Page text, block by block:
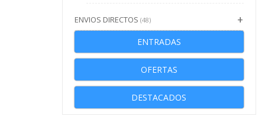
ENVIOS DIRECTOS (48)
ENTRADAS
OFERTAS
DESTACADOS